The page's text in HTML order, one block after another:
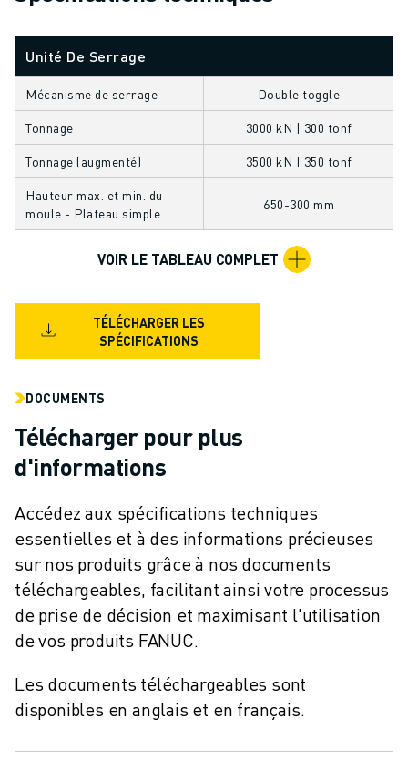
FANUC ACADEMY
SOLUTIONS POUR L'ÉDUCATION
WORLDSKILLS ET JEUNES TALENTS
ÉVÉNEMENTS ÉDUCATIFS
ACTUALITÉS ET MÉDIAS
ACTUALITÉS ET MÉDIAS
EVÉNEMENTS
ÉVÉNEMENTS ÉDUCATIFS
A PROPOS DE FANUC
FANUC EN EUROPE
DÉVELOPPEMENT DURABLE
CARRIÈRE
FAÇONNEZ VOTRE AVENIR AVEC FANUC
CONTACT
LOCALISATION DES SITES
IMPRESSION
Unité De Serrage
Mécanisme de serrage Double toggle
Tonnage 3000 kN | 300 tonf
Tonnage (augmenté) 3500 kN | 350 tonf
Hauteur max. et min. du
moule - Plateau simple
650-300 mm
VOIR LE TABLEAU COMPLET
TÉLÉCHARGER LES
SPÉCIFICATIONS
DOCUMENTS
Télécharger pour plus
d'informations
Accédez aux spécifications techniques
essentielles et à des informations précieuses
sur nos produits grâce à nos documents
téléchargeables, facilitant ainsi votre processus
de prise de décision et maximisant l'utilisation
de vos produits FANUC.
Les documents téléchargeables sont
disponibles en anglais et en français.